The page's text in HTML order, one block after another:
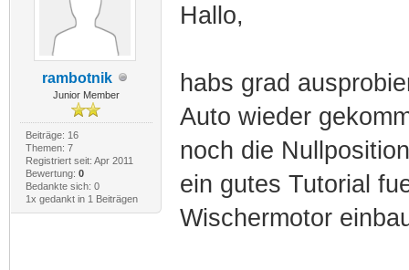
rambotnik
Junior Member
Beiträge: 16
Themen: 7
Registriert seit: Apr 2011
Bewertung: 0
Bedankte sich: 0
1x gedankt in 1 Beiträgen
Hallo,
habs grad
Auto wieder
noch die
ein gutes Tutorial
Wischermotor